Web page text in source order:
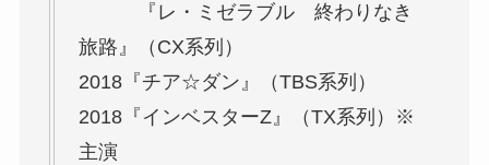
『レ・ミゼラブル 終わりなき
旅路』（CX系列）
2018『チア☆ダン』（TBS系列）
2018『インベスターZ』（TX系列）※
主演